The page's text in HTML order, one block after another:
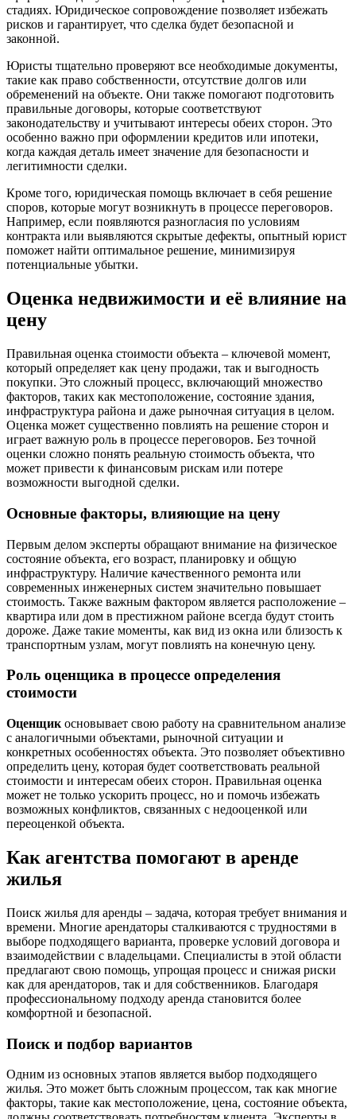
стадиях. Юридическое сопровождение позволяет избежать
рисков и гарантирует, что сделка будет безопасной и
законной.
Юристы тщательно проверяют все необходимые документы,
такие как право собственности, отсутствие долгов или
обременений на объекте. Они также помогают подготовить
правильные договоры, которые соответствуют
законодательству и учитывают интересы обеих сторон. Это
особенно важно при оформлении кредитов или ипотеки,
когда каждая деталь имеет значение для безопасности и
легитимности сделки.
Кроме того, юридическая помощь включает в себя решение
споров, которые могут возникнуть в процессе переговоров.
Например, если появляются разногласия по условиям
контракта или выявляются скрытые дефекты, опытный юрист
поможет найти оптимальное решение, минимизируя
потенциальные убытки.
Оценка недвижимости и её влияние на
цену
Правильная оценка стоимости объекта – ключевой момент,
который определяет как цену продажи, так и выгодность
покупки. Это сложный процесс, включающий множество
факторов, таких как местоположение, состояние здания,
инфраструктура района и даже рыночная ситуация в целом.
Оценка может существенно повлиять на решение сторон и
играет важную роль в процессе переговоров. Без точной
оценки сложно понять реальную стоимость объекта, что
может привести к финансовым рискам или потере
возможности выгодной сделки.
Основные факторы, влияющие на цену
Первым делом эксперты обращают внимание на физическое
состояние объекта, его возраст, планировку и общую
инфраструктуру. Наличие качественного ремонта или
современных инженерных систем значительно повышает
стоимость. Также важным фактором является расположение –
квартира или дом в престижном районе всегда будут стоить
дороже. Даже такие моменты, как вид из окна или близость к
транспортным узлам, могут повлиять на конечную цену.
Роль оценщика в процессе определения
стоимости
Оценщик основывает свою работу на сравнительном анализе
с аналогичными объектами, рыночной ситуации и
конкретных особенностях объекта. Это позволяет объективно
определить цену, которая будет соответствовать реальной
стоимости и интересам обеих сторон. Правильная оценка
может не только ускорить процесс, но и помочь избежать
возможных конфликтов, связанных с недооценкой или
переоценкой объекта.
Как агентства помогают в аренде
жилья
Поиск жилья для аренды – задача, которая требует внимания и
времени. Многие арендаторы сталкиваются с трудностями в
выборе подходящего варианта, проверке условий договора и
взаимодействии с владельцами. Специалисты в этой области
предлагают свою помощь, упрощая процесс и снижая риски
как для арендаторов, так и для собственников. Благодаря
профессиональному подходу аренда становится более
комфортной и безопасной.
Поиск и подбор вариантов
Одним из основных этапов является выбор подходящего
жилья. Это может быть сложным процессом, так как многие
факторы, такие как местоположение, цена, состояние объекта,